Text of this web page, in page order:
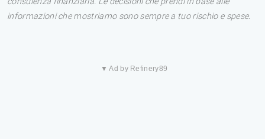
informazioni che mostriamo sono sempre a tuo rischio e spese.
▼ Ad by Refinery89